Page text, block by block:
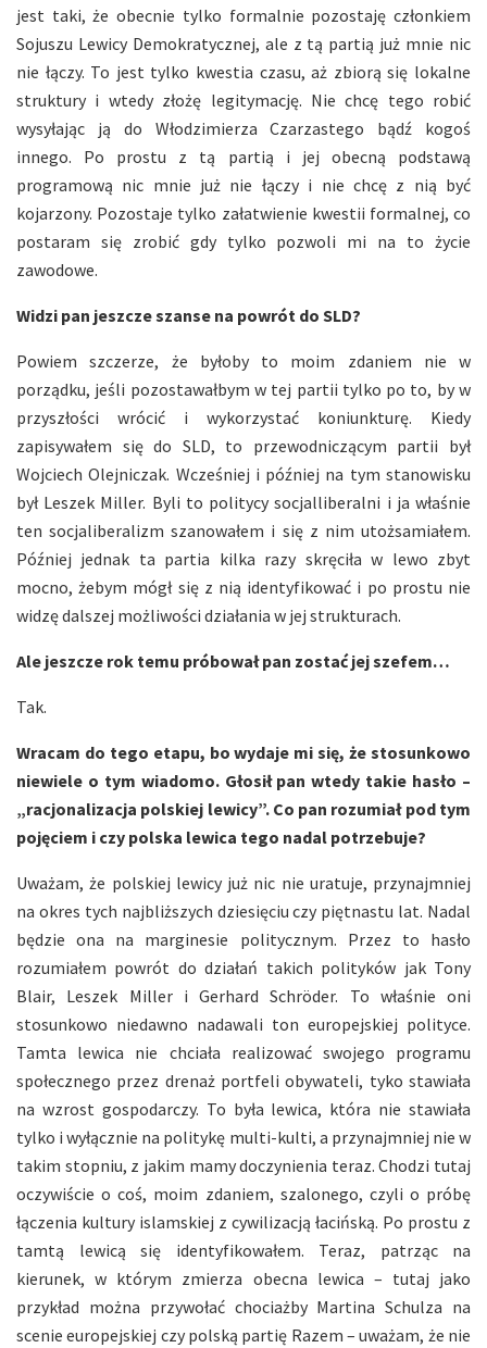
jest taki, że obecnie tylko formalnie pozostaję członkiem
Sojuszu Lewicy Demokratycznej, ale z tą partią już mnie nic
nie łączy. To jest tylko kwestia czasu, aż zbiorą się lokalne
struktury i wtedy złożę legitymację. Nie chcę tego robić
wysyłając ją do Włodzimierza Czarzastego bądź kogoś
innego. Po prostu z tą partią i jej obecną podstawą
programową nic mnie już nie łączy i nie chcę z nią być
kojarzony. Pozostaje tylko załatwienie kwestii formalnej, co
postaram się zrobić gdy tylko pozwoli mi na to życie
zawodowe.
Widzi pan jeszcze szanse na powrót do SLD?
Powiem szczerze, że byłoby to moim zdaniem nie w
porządku, jeśli pozostawałbym w tej partii tylko po to, by w
przyszłości wrócić i wykorzystać koniunkturę. Kiedy
zapisywałem się do SLD, to przewodniczącym partii był
Wojciech Olejniczak. Wcześniej i później na tym stanowisku
był Leszek Miller. Byli to politycy socjalliberalni i ja właśnie
ten socjaliberalizm szanowałem i się z nim utożsamiałem.
Później jednak ta partia kilka razy skręciła w lewo zbyt
mocno, żebym mógł się z nią identyfikować i po prostu nie
widzę dalszej możliwości działania w jej strukturach.
Ale jeszcze rok temu próbował pan zostać jej szefem…
Tak.
Wracam do tego etapu, bo wydaje mi się, że stosunkowo
niewiele o tym wiadomo. Głosił pan wtedy takie hasło –
„racjonalizacja polskiej lewicy”. Co pan rozumiał pod tym
pojęciem i czy polska lewica tego nadal potrzebuje?
Uważam, że polskiej lewicy już nic nie uratuje, przynajmniej
na okres tych najbliższych dziesięciu czy piętnastu lat. Nadal
będzie ona na marginesie politycznym. Przez to hasło
rozumiałem powrót do działań takich polityków jak Tony
Blair, Leszek Miller i Gerhard Schröder. To właśnie oni
stosunkowo niedawno nadawali ton europejskiej polityce.
Tamta lewica nie chciała realizować swojego programu
społecznego przez drenaż portfeli obywateli, tyko stawiała
na wzrost gospodarczy. To była lewica, która nie stawiała
tylko i wyłącznie na politykę multi-kulti, a przynajmniej nie w
takim stopniu, z jakim mamy doczynienia teraz. Chodzi tutaj
oczywiście o coś, moim zdaniem, szalonego, czyli o próbę
łączenia kultury islamskiej z cywilizacją łacińską. Po prostu z
tamtą lewicą się identyfikowałem. Teraz, patrząc na
kierunek, w którym zmierza obecna lewica – tutaj jako
przykład można przywołać chociażby Martina Schulza na
scenie europejskiej czy polską partię Razem – uważam, że nie